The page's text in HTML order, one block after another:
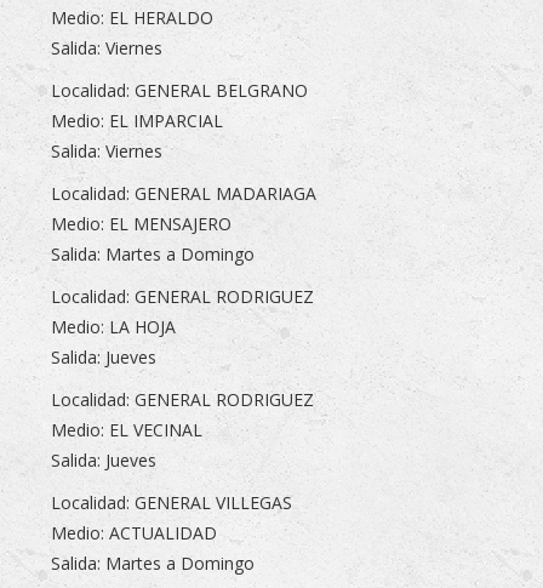
Medio: EL HERALDO
Salida: Viernes
Localidad: GENERAL BELGRANO
Medio: EL IMPARCIAL
Salida: Viernes
Localidad: GENERAL MADARIAGA
Medio: EL MENSAJERO
Salida: Martes a Domingo
Localidad: GENERAL RODRIGUEZ
Medio: LA HOJA
Salida: Jueves
Localidad: GENERAL RODRIGUEZ
Medio: EL VECINAL
Salida: Jueves
Localidad: GENERAL VILLEGAS
Medio: ACTUALIDAD
Salida: Martes a Domingo